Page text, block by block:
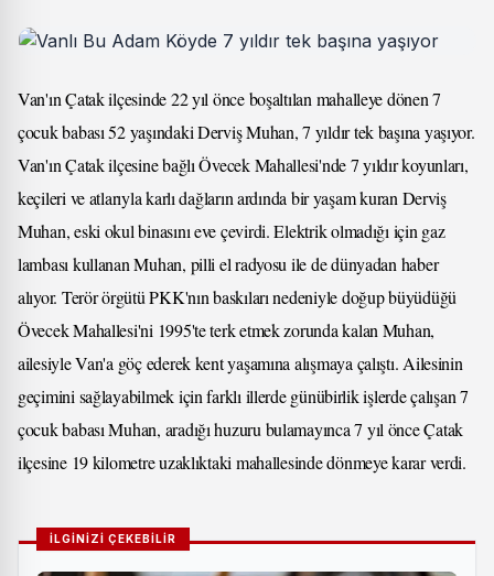
Van'ın Çatak ilçesinde 22 yıl önce boşaltılan mahalleye dönen 7
çocuk babası 52 yaşındaki Derviş Muhan, 7 yıldır tek başına yaşıyor.
Van'ın Çatak ilçesine bağlı Övecek Mahallesi'nde 7 yıldır koyunları,
keçileri ve atlarıyla karlı dağların ardında bir yaşam kuran Derviş
Muhan, eski okul binasını eve çevirdi. Elektrik olmadığı için gaz
lambası kullanan Muhan, pilli el radyosu ile de dünyadan haber
alıyor. Terör örgütü PKK'nın baskıları nedeniyle doğup büyüdüğü
Övecek Mahallesi'ni 1995'te terk etmek zorunda kalan Muhan,
ailesiyle Van'a göç ederek kent yaşamına alışmaya çalıştı. Ailesinin
geçimini sağlayabilmek için farklı illerde günübirlik işlerde çalışan 7
çocuk babası Muhan, aradığı huzuru bulamayınca 7 yıl önce Çatak
ilçesine 19 kilometre uzaklıktaki mahallesinde dönmeye karar verdi.
İLGİNİZİ ÇEKEBİLİR